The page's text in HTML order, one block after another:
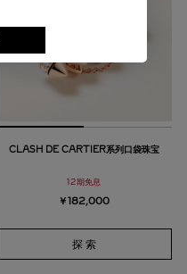
CLASH DE CARTIER系列口袋珠宝
12期免息
￥182,000
探 索